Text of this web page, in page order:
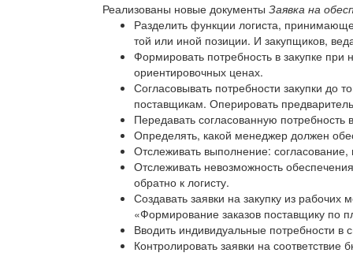
Реализованы новые документы Заявка на
Разделить функции логиста,
той или иной позиции. И закупщиков,
Формировать потребность в закупке
ориентировочных ценах.
Согласовывать потребности закупки до
поставщикам. Оперировать
Передавать согласованную
Определять, какой менеджер должен
Отслеживать выполнение:
Отслеживать невозможность
обратно к логисту.
Создавать заявки на закупку из
«Формирование заказов поставщику по
Вводить индивидуальные потребности
Контролировать заявки на соответствие